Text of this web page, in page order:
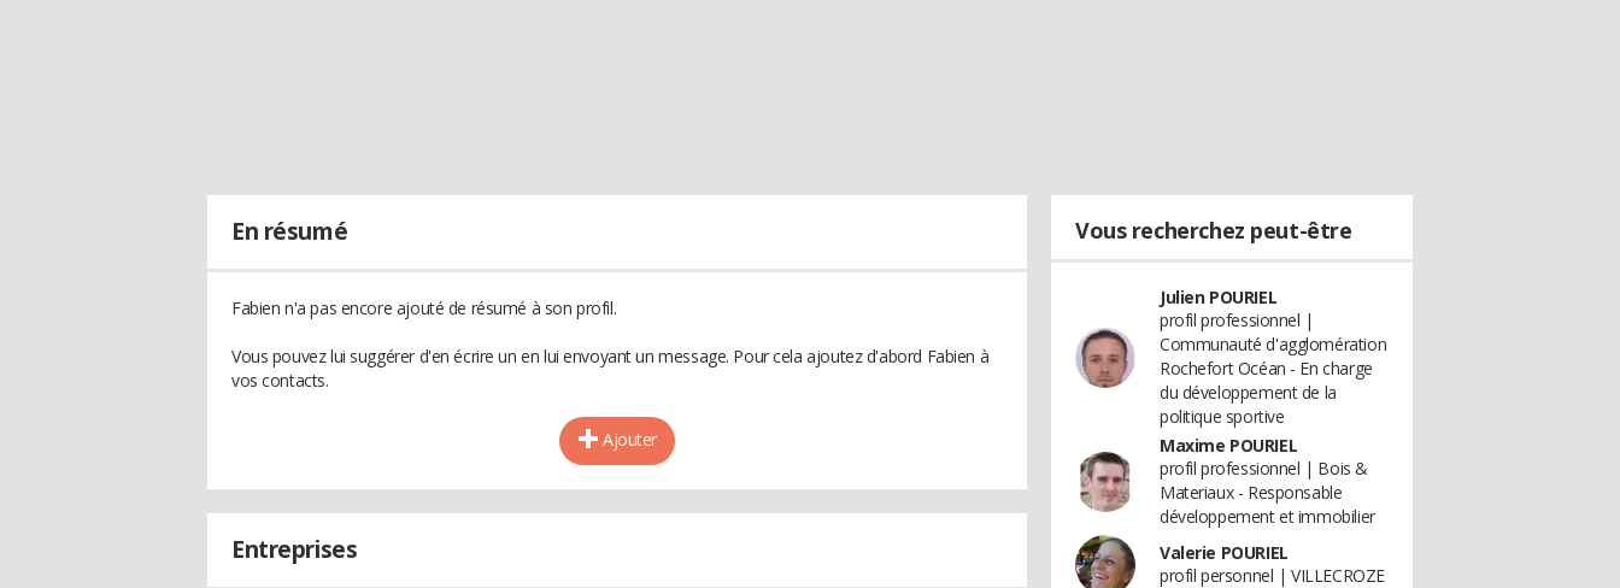
En résumé
Fabien n'a pas encore ajouté de résumé à son profil.
Vous pouvez lui suggérer d'en écrire un en lui envoyant un message. Pour cela ajoutez d'abord Fabien à
vos contacts.
Ajouter
Entreprises
Vous recherchez peut-être
Julien POURIEL
profil professionnel |
Communauté d'agglomération
Rochefort Océan - En charge
du développement de la
politique sportive
Maxime POURIEL
profil professionnel | Bois &
Materiaux - Responsable
développement et immobilier
Valerie POURIEL
profil personnel | VILLECROZE